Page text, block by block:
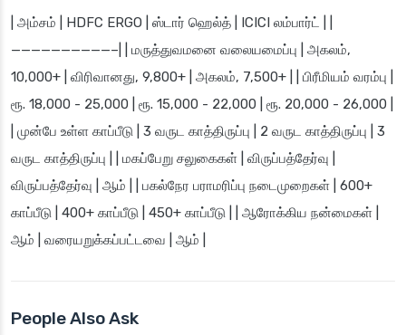
| அம்சம் | HDFC ERGO | ஸ்டார் ஹெல்த் | ICICI லம்பார்ட் | |
——————————–| | மருத்துவமனை வலையமைப்பு | அகலம்,
10,000+ | விரிவானது, 9,800+ | அகலம், 7,500+ | | பிரீமியம் வரம்பு |
ரூ. 18,000 - 25,000 | ரூ. 15,000 - 22,000 | ரூ. 20,000 - 26,000 |
| முன்பே உள்ள காப்பீடு | 3 வருட காத்திருப்பு | 2 வருட காத்திருப்பு | 3
வருட காத்திருப்பு | | மகப்பேறு சலுகைகள் | விருப்பத்தேர்வு |
விருப்பத்தேர்வு | ஆம் | | பகல்நேர பராமரிப்பு நடைமுறைகள் | 600+
காப்பீடு | 400+ காப்பீடு | 450+ காப்பீடு | | ஆரோக்கிய நன்மைகள் |
ஆம் | வரையறுக்கப்பட்டவை | ஆம் |
People Also Ask